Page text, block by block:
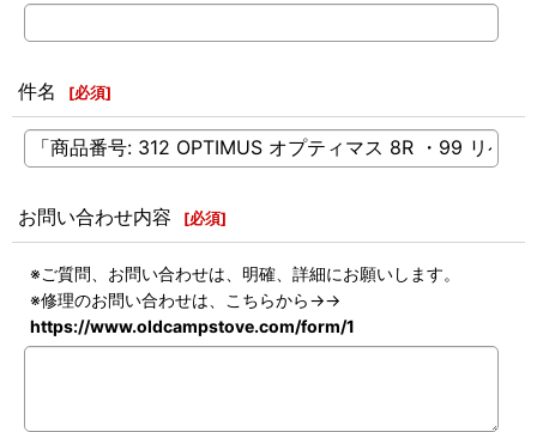
件名 [必須]
お問い合わせ内容 [必須]
※ご質問、お問い合わせは、明確、詳細にお願いします。
※修理のお問い合わせは、こちらから→→
https://www.oldcampstove.com/form/1